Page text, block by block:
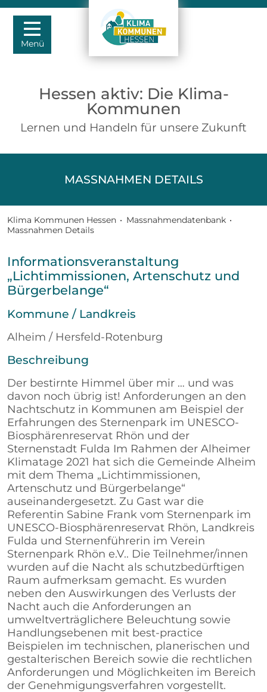
Menü
Hessen aktiv: Die Klima-
Kommunen
Lernen und Handeln für unsere Zukunft
MASSNAHMEN DETAILS
Klima Kommunen Hessen • Massnahmendatenbank •
Massnahmen Details
Informationsveranstaltung
„Lichtimmissionen, Artenschutz und
Bürgerbelange“
Kommune / Landkreis
Alheim / Hersfeld-Rotenburg
Beschreibung
Der bestirnte Himmel über mir … und was
davon noch übrig ist! Anforderungen an den
Nachtschutz in Kommunen am Beispiel der
Erfahrungen des Sternenpark im UNESCO-
Biosphärenreservat Rhön und der
Sternenstadt Fulda Im Rahmen der Alheimer
Klimatage 2021 hat sich die Gemeinde Alheim
mit dem Thema „Lichtimmissionen,
Artenschutz und Bürgerbelange“
auseinandergesetzt. Zu Gast war die
Referentin Sabine Frank vom Sternenpark im
UNESCO-Biosphärenreservat Rhön, Landkreis
Fulda und Sternenführerin im Verein
Sternenpark Rhön e.V.. Die Teilnehmer/innen
wurden auf die Nacht als schutzbedürftigen
Raum aufmerksam gemacht. Es wurden
neben den Auswirkungen des Verlusts der
Nacht auch die Anforderungen an
umweltverträglichere Beleuchtung sowie
Handlungsebenen mit best-practice
Beispielen im technischen, planerischen und
gestalterischen Bereich sowie die rechtlichen
Anforderungen und Möglichkeiten im Bereich
der Genehmigungsverfahren vorgestellt.